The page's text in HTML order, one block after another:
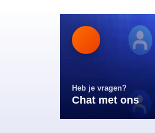
Heb je vragen?
Chat met ons